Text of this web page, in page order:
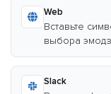
Web
Вставьте
выбора
Slack